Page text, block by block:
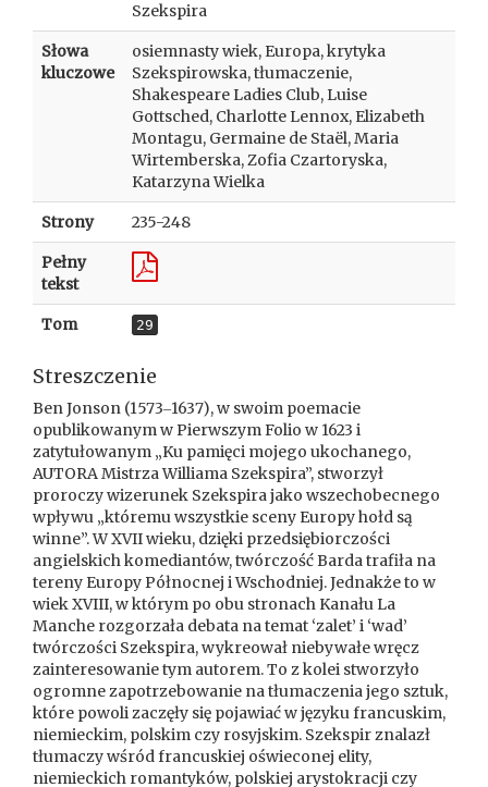
Szekspira
Słowa
kluczowe
osiemnasty wiek, Europa, krytyka
Szekspirowska, tłumaczenie,
Shakespeare Ladies Club, Luise
Gottsched, Charlotte Lennox, Elizabeth
Montagu, Germaine de Staël, Maria
Wirtemberska, Zofia Czartoryska,
Katarzyna Wielka
Strony 235-248
Pełny
tekst
Tom 29
Streszczenie
Ben Jonson (1573‒1637), w swoim poemacie
opublikowanym w Pierwszym Folio w 1623 i
zatytułowanym „Ku pamięci mojego ukochanego,
AUTORA Mistrza Williama Szekspira”, stworzył
proroczy wizerunek Szekspira jako wszechobecnego
wpływu „któremu wszystkie sceny Europy hołd są
winne”. W XVII wieku, dzięki przedsiębiorczości
angielskich komediantów, twórczość Barda trafiła na
tereny Europy Północnej i Wschodniej. Jednakże to w
wiek XVIII, w którym po obu stronach Kanału La
Manche rozgorzała debata na temat ‘zalet’ i ‘wad’
twórczości Szekspira, wykreował niebywałe wręcz
zainteresowanie tym autorem. To z kolei stworzyło
ogromne zapotrzebowanie na tłumaczenia jego sztuk,
które powoli zaczęły się pojawiać w języku francuskim,
niemieckim, polskim czy rosyjskim. Szekspir znalazł
tłumaczy wśród francuskiej oświeconej elity,
niemieckich romantyków, polskiej arystokracji czy